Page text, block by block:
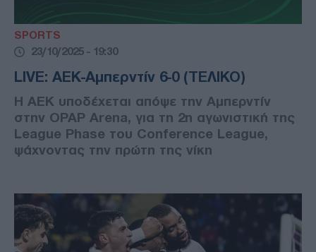
SPORTS
23/10/2025 - 19:30
LIVE: ΑΕΚ-Αμπερντίν 6-0 (ΤΕΛΙΚΟ)
Η ΑΕΚ υποδέχεται απόψε την Αμπερντίν
στην OPAP Arena, για τη 2η αγωνιστική της
League Phase του Conference League,
ψάχνοντας την πρώτη της νίκη